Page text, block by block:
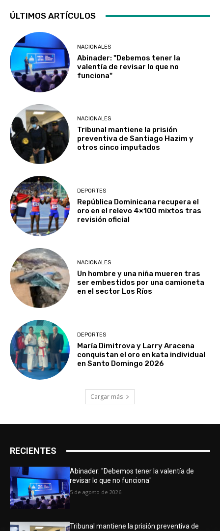
ÚLTIMOS ARTÍCULOS
NACIONALES
Abinader: "Debemos tener la
valentía de revisar lo que no
funciona"
NACIONALES
Tribunal mantiene la prisión
preventiva de Santiago Hazim y
otros cinco imputados
DEPORTES
República Dominicana recupera el
oro en el relevo 4×100 mixtos tras
revisión oficial
NACIONALES
Un hombre y una niña mueren tras
ser embestidos por una camioneta
en el sector Los Ríos
DEPORTES
María Dimitrova y Larry Aracena
conquistan el oro en kata individual
en Santo Domingo 2026
Cargar más
RECIENTES
Abinader: "Debemos tener la valentía de
revisar lo que no funciona"
5 de agosto de 2026
Tribunal mantiene la prisión preventiva de